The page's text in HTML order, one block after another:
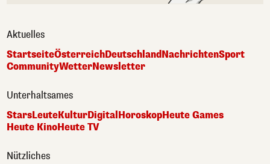
Aktuelles
StartseiteÖsterreichDeutschlandNachrichtenSport
CommunityWetterNewsletter
Unterhaltsames
StarsLeuteKulturDigital HoroskopHeute Games
Heute KinoHeute TV
Nützliches